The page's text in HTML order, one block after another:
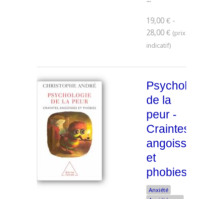
19,00 € -
28,00 €
Psychologie
de la
peur -
Craintes,
angoisses
et
phobies
Anxiété